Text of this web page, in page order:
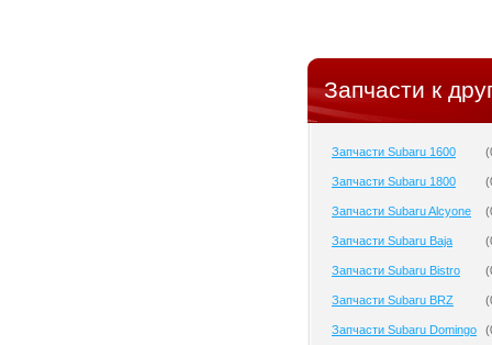
Запчасти к
Запчасти Subaru 1600 (
Запчасти Subaru 1800 (
Запчасти Subaru Alcyone (
Запчасти Subaru Baja (
Запчасти Subaru Bistro (
Запчасти Subaru BRZ (
Запчасти Subaru Domingo (